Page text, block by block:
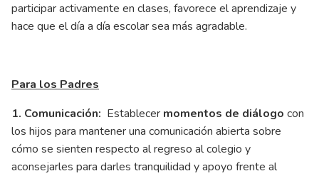
participar activamente en clases, favorece el aprendizaje y
hace que el día a día escolar sea más agradable.
Para los Padres
1. Comunicación: Establecer momentos de diálogo con
los hijos para mantener una comunicación abierta sobre
cómo se sienten respecto al regreso al colegio y
aconsejarles para darles tranquilidad y apoyo frente al